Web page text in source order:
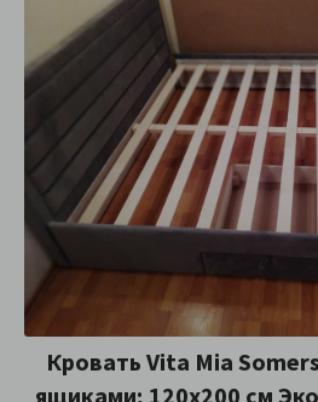
Кровать Vita Mia
ящиками; 120x200 см